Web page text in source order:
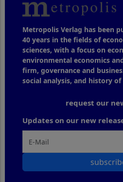
Metropolis Verlag has been
40 years in the fields of
sciences, with a focus on
environmental economics
firm, governance and
social analysis, and history of
request our
Updates on our new